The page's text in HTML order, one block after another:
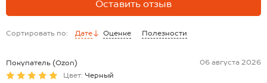
Оставить отзыв
Сортировать по: Дате Оценке Полезности
Покупатель (Ozon)
06 августа 2026
Цвет: Черный